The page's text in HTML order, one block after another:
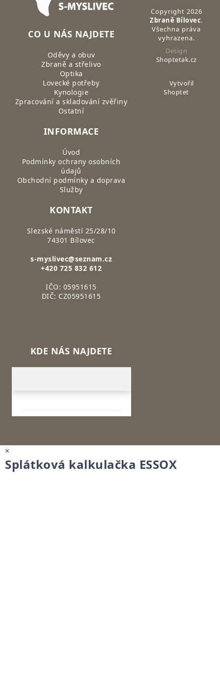
CO U NÁS NAJDETE
Oděvy a obuv
Zbraně a střelivo
Optika
Lovecké potřeby
Kynologie
Zpracování a skladování zvěřiny
Ostatní
INFORMACE
Úvod
Podmínky ochrany osobních
údajů
Obchodní podmínky a doprava
Služby
KONTAKT
Slezské náměstí 25/28/10
74301 Bílovec
s-myslivec@seznam.cz
+420 725 832 612
IČO: 05951615
DIČ: CZ05951615
KDE NÁS NAJDETE
Copyright 2026
Zbraně Bílovec.
Všechna práva
vyhrazena.
Design
Shoptetak.cz
Vytvořil
Shoptet
×
Splátková kalkulačka ESSOX